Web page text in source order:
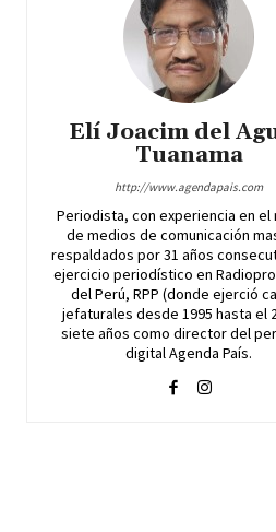
Elí Joacim del
Tuanama
http://www.agendapais.com
Periodista, con experiencia en el
de medios de comunicación
respaldados por 31 años
ejercicio periodístico en
del Perú, RPP (donde ejerció
jefaturales desde 1995 hasta el
siete años como director del
digital Agenda País.